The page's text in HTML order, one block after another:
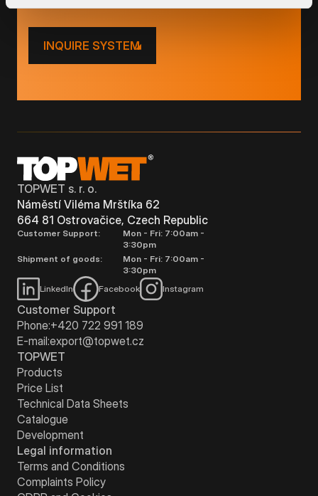
INQUIRE SYSTEM
TOPWET s. r. o.
Náměstí Viléma Mrštíka 62
664 81 Ostrovačice, Czech Republic
Customer Support:
Mon - Fri: 7:00am -
3:30pm
Shipment of goods:
Mon - Fri: 7:00am -
3:30pm
LinkedIn
Facebook Instagram
Customer Support
Phone:+420 722 991 189
E-mail:export@topwet.cz
TOPWET
Products
Price List
Technical Data Sheets
Catalogue
Development
Legal information
Terms and Conditions
Complaints Policy